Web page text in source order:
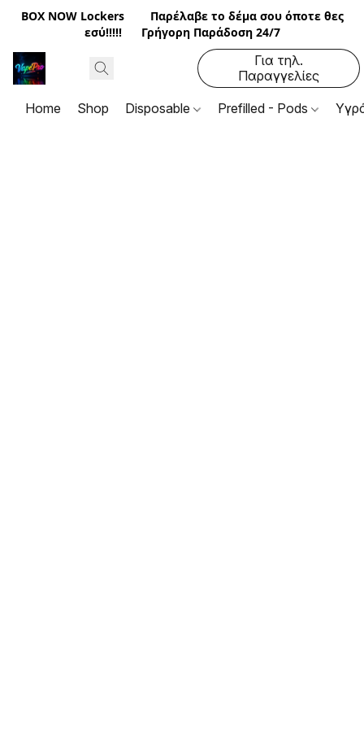
BOX NOW Lockers
Παρέλαβε το δέμα σου όποτε θες
εσύ!!!!! Γρήγορη Παράδοση 24/7
Για τηλ.
Παραγγελίες
2310 92 22 35
Home
Shop Disposable Prefilled - Pods